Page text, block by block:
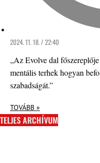
2024. 11. 18. / 22:40
„Az Evolve dal
mentális terhek hogyan
szabadságát.”
TOVÁBB »
TELJES ARCHÍVUM